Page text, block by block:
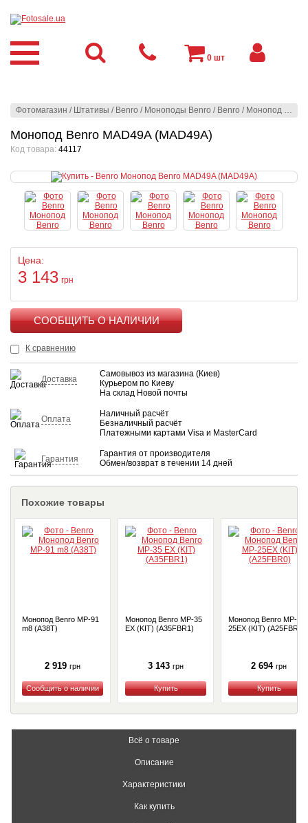
Фотомагазин / Штативы / Benro / Моноподы Benro / Benro / Монопод Benro MAD49A (MAD49A)
Монопод Benro MAD49A (MAD49A)
Код товара: 44117
Цена:
3 143 грн
К сравнению
Доставка
Самовывоз из магазина (Киев)
Курьером по Киеву
На склад Новой почты
Оплата
Наличный расчёт
Безналичный расчёт
Платежными картами Visa и MasterCard
Гарантия
Гарантия от производителя
Обмен/возврат в течении 14 дней
Похожие товары
Монопод Benro MP-91
m8 (A38T)
2 919 грн
Купить
Монопод Benro MP-35
EX (KIT) (A35FBR1)
3 143 грн
Купить
Монопод Benro MP-
25EX (KIT) (A25FBR0)
2 694 грн
Купить
Всё о товаре
Описание
Характеристики
Как купить
0 шт